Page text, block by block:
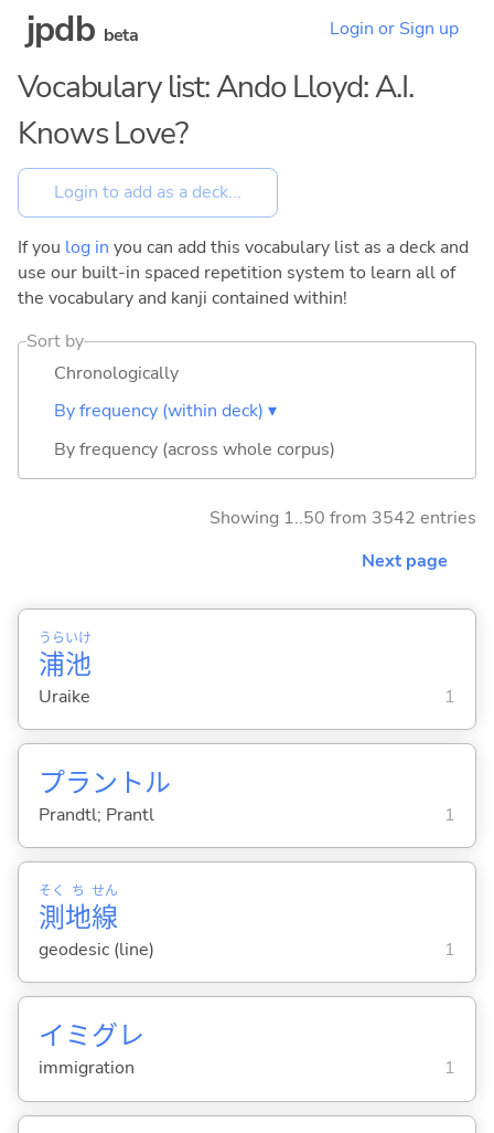
jpdb beta Login or Sign up
Vocabulary list: Ando Lloyd: A.I.
Knows Love?
If you log in you can add this vocabulary list as a deck and
use our built-in spaced repetition system to learn all of
the vocabulary and kanji contained within!
Sort by
Chronologically
By frequency (within deck) ▾
By frequency (across whole corpus)
Showing 1..50 from 3542 entries
Next page
浦
うら
池
いけ
Uraike 1
プラントル
Prandtl; Prantl 1
測
そく
地
ち
線
せん
geodesic (line) 1
イミグレ
immigration 1